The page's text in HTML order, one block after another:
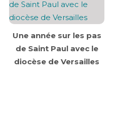
Une année sur les pas
de Saint Paul avec le
diocèse de Versailles